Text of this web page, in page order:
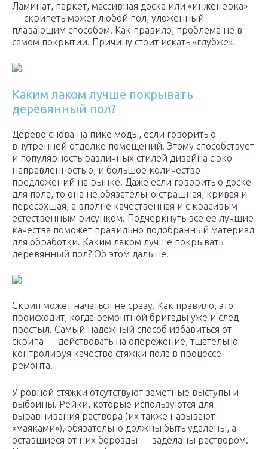
Ламинат, паркет, массивная доска или «инженерка»
— скрипеть может любой пол, уложенный
плавающим способом. Как правило, проблема не в
самом покрытии. Причину стоит искать «глубже».
Каким лаком лучше покрывать
деревянный пол?
Дерево снова на пике моды, если говорить о
внутренней отделке помещений. Этому способствует
и популярность различных стилей дизайна с эко-
направленностью, и большое количество
предложений на рынке. Даже если говорить о доске
для пола, то она не обязательно страшная, кривая и
пересохшая, а вполне качественная и с красивым
естественным рисунком. Подчеркнуть все ее лучшие
качества поможет правильно подобранный материал
для обработки. Каким лаком лучше покрывать
деревянный пол? Об этом дальше.
Скрип может начаться не сразу. Как правило, это
происходит, когда ремонтной бригады уже и след
простыл. Самый надежный способ избавиться от
скрипа — действовать на опережение, тщательно
контролируя качество стяжки пола в процессе
ремонта.
У ровной стяжки отсутствуют заметные выступы и
выбоины. Рейки, которые используются для
выравнивания раствора (их также называют
«маяками»), обязательно должны быть удалены, а
оставшиеся от них борозды — заделаны раствором.